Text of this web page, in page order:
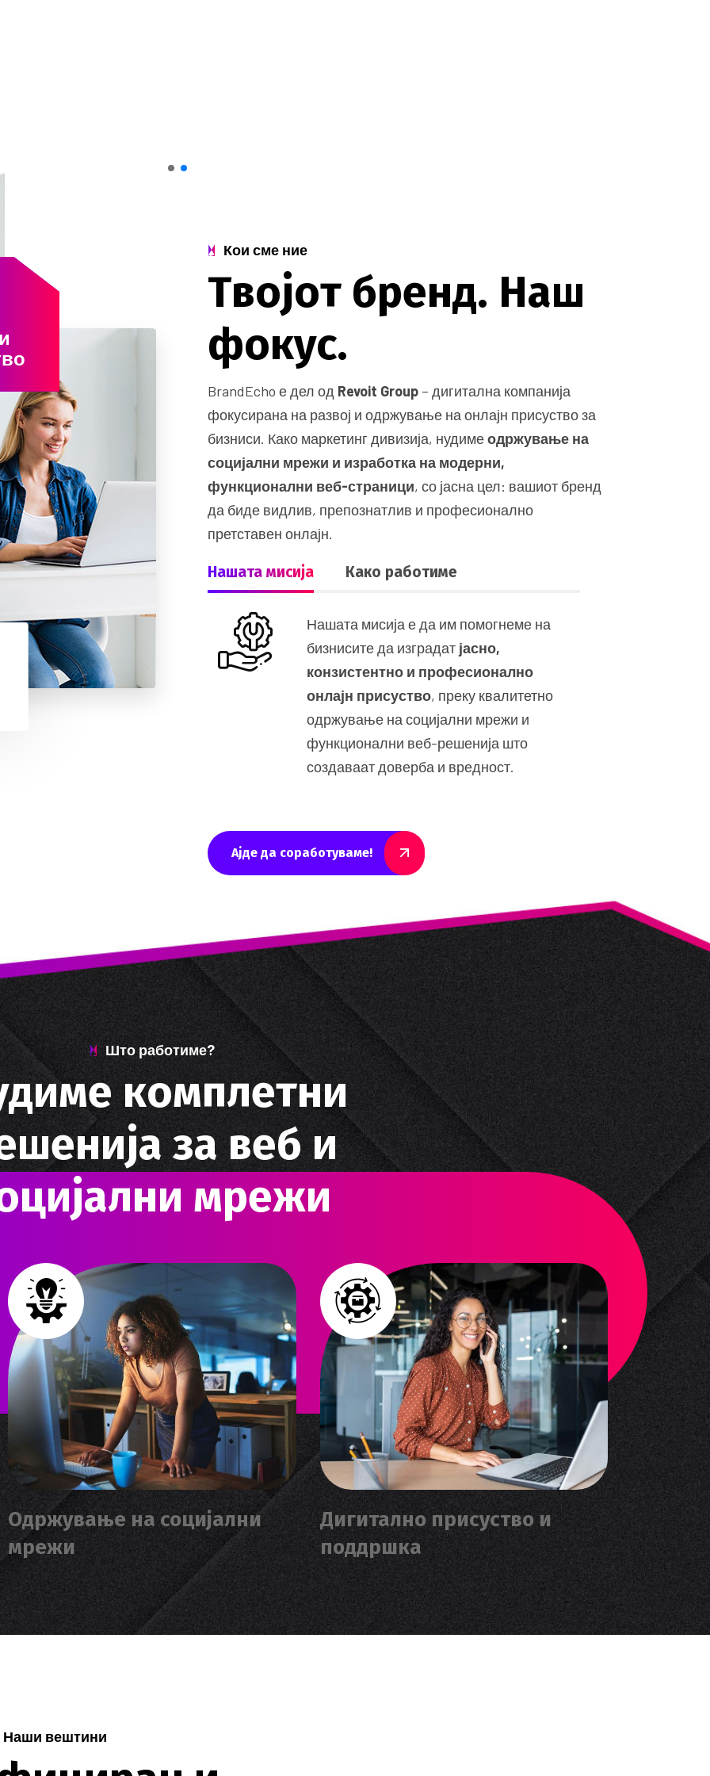
Кои сме ние
Твојот бренд. Наш
фокус.
BrandEcho е дел од Revoit Group – дигитална компанија
фокусирана на развој и одржување на онлајн присуство за
бизниси. Како маркетинг дивизија, нудимеодржување на
социјални мрежи и изработка на модерни,
функционални веб-страници, со јасна цел: вашиот бренд
да биде видлив, препознатлив и професионално
претставен онлајн.
Нашата мисија Како работиме
Нашата мисија е да им помогнеме на
бизнисите да изградат јасно,
конзистентно и професионално
онлајн присуство, преку квалитетно
одржување на социјални мрежи и
функционални веб-решенија што
создаваат доверба и вредност.
Ајде да соработуваме!
Што работиме?
диме комплетни
шенија за веби
цијални мрежи
Одржување на социјални
мрежи
Дигитално присуство и
поддршка
Наши вештини